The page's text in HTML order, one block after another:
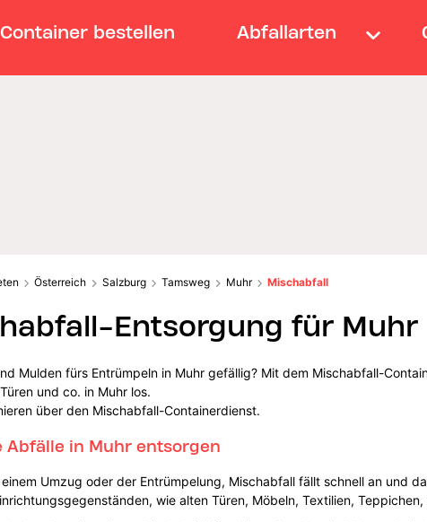
Container bestellen Abfallarten
Österreich Salzburg Tamsweg Muhr Mischabfall
Entsorgung für Muhr
Mulden fürs Entrümpeln in Muhr gefällig? Mit dem Mischabfall-
und co. in Muhr los.
über den Mischabfall-Containerdienst.
Abfälle in Muhr entsorgen
Umzug oder der Entrümpelung, Mischabfall fällt schnell an und
wie alten Türen, Möbeln, Textilien,